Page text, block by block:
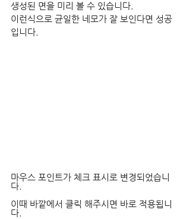
생성된 면을 미리 볼 수 있습니다.
이런식으로 균일한 네모가 잘 보인다면 성공
입니다.
마우스 포인트가 체크 표시로 변경되었습니
다.
이때 바깥에서 클릭 해주시면 바로 적용됩니
다.